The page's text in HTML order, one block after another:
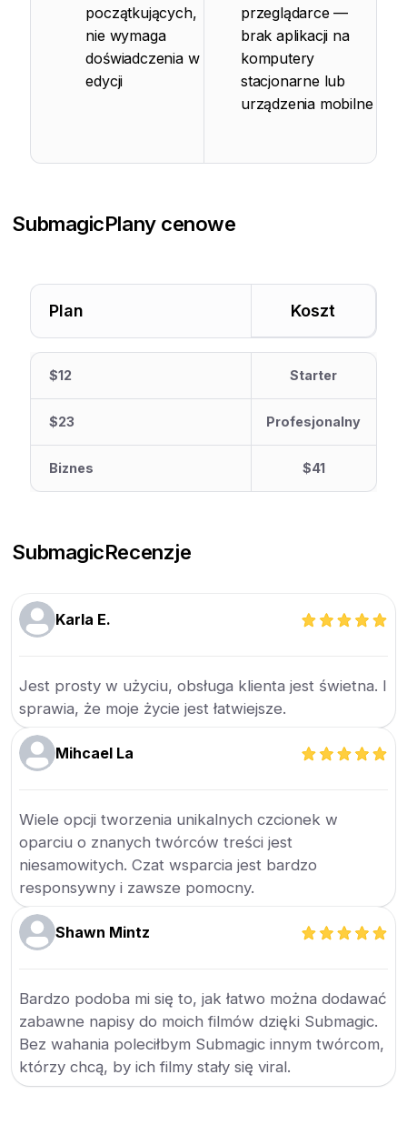
początkujących,
nie wymaga
doświadczenia w
edycji
przeglądarce —
brak aplikacji na
komputery
stacjonarne lub
urządzenia mobilne
SubmagicPlany cenowe
Plan Koszt
$12 Starter
$23 Profesjonalny
Biznes $41
SubmagicRecenzje
Karla E.
Jest prosty w użyciu, obsługa klienta jest świetna. I
sprawia, że moje życie jest łatwiejsze.
Mihcael La
Wiele opcji tworzenia unikalnych czcionek w
oparciu o znanych twórców treści jest
niesamowitych. Czat wsparcia jest bardzo
responsywny i zawsze pomocny.
Shawn Mintz
Bardzo podoba mi się to, jak łatwo można dodawać
zabawne napisy do moich filmów dzięki Submagic.
Bez wahania poleciłbym Submagic innym twórcom,
którzy chcą, by ich filmy stały się viral.